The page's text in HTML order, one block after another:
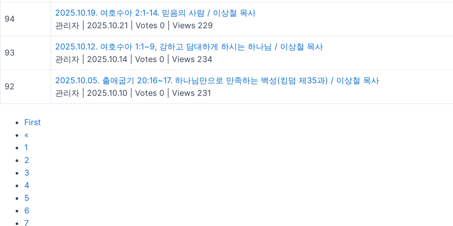
94
2025.10.19. 여호수아 2:1-14. 믿음의 사람 / 이상철 목사
관리자
2025.10.21 Votes 0 Views 229
93
2025.10.12. 여호수아 1:1~9, 강하고 담대하게 하시는 하나님 / 이상철 목사
관리자
2025.10.14 Votes 0 Views 234
92
2025.10.05. 출애굽기 20:16~17. 하나님만으로 만족하는 백성(킹덤 제35과) / 이상철 목사
관리자
2025.10.10 Votes 0 Views 231
First
«
1
2
3
4
5
6
7